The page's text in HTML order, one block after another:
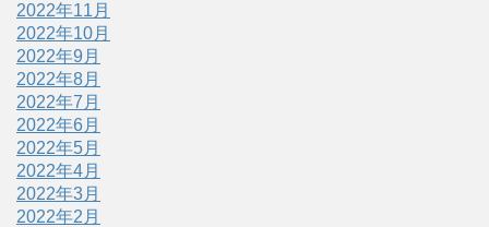
2022年11月
2022年10月
2022年9月
2022年8月
2022年7月
2022年6月
2022年5月
2022年4月
2022年3月
2022年2月